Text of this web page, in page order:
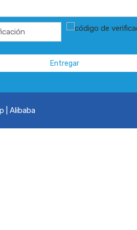
Entregar
Alibaba